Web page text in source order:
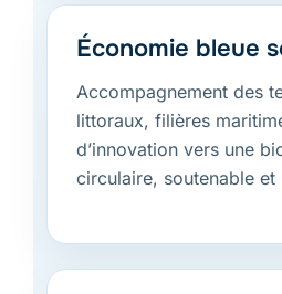
Économie bleue
Accompagnement des
littoraux, filières
d’innovation vers une
circulaire, soutenable et